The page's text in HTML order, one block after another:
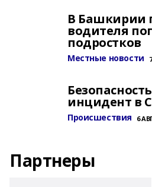
В Башкирии
водителя
подростков
Местные новости
инцидент в
Происшествия 6
Партнеры